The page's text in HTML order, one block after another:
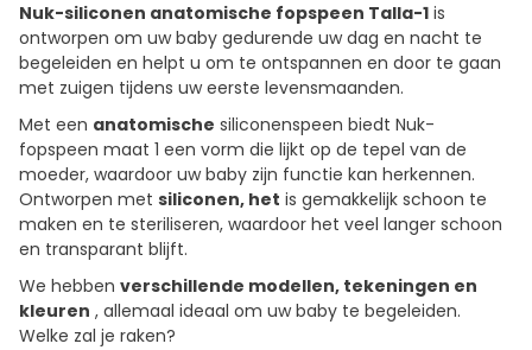
Nuk-siliconen anatomische fopspeen Talla-1 is
ontworpen om uw baby gedurende uw dag en nacht te
begeleiden en helpt u om te ontspannen en door te gaan
met zuigen tijdens uw eerste levensmaanden.
Met een anatomische siliconenspeen biedt Nuk-
fopspeen maat 1 een vorm die lijkt op de tepel van de
moeder, waardoor uw baby zijn functie kan herkennen.
Ontworpen met siliconen, het is gemakkelijk schoon te
maken en te steriliseren, waardoor het veel langer schoon
en transparant blijft.
We hebben verschillende modellen, tekeningen en
kleuren , allemaal ideaal om uw baby te begeleiden.
Welke zal je raken?